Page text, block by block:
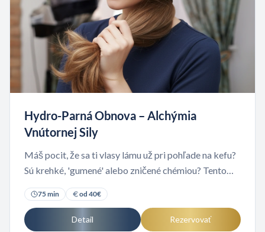
Hydro-Parná Obnova – Alchýmia
Vnútornej Sily
Máš pocit, že sa ti vlasy lámu už pri pohľade na kefu?
Sú krehké, 'gumené' alebo zničené chémiou? Tento
rituál pôsobí ako neviditeľné stehy, ktoré spoja
poškodenú štruktúru vlasu opäť dokopy.
75min od 40€
Detail Rezervovať